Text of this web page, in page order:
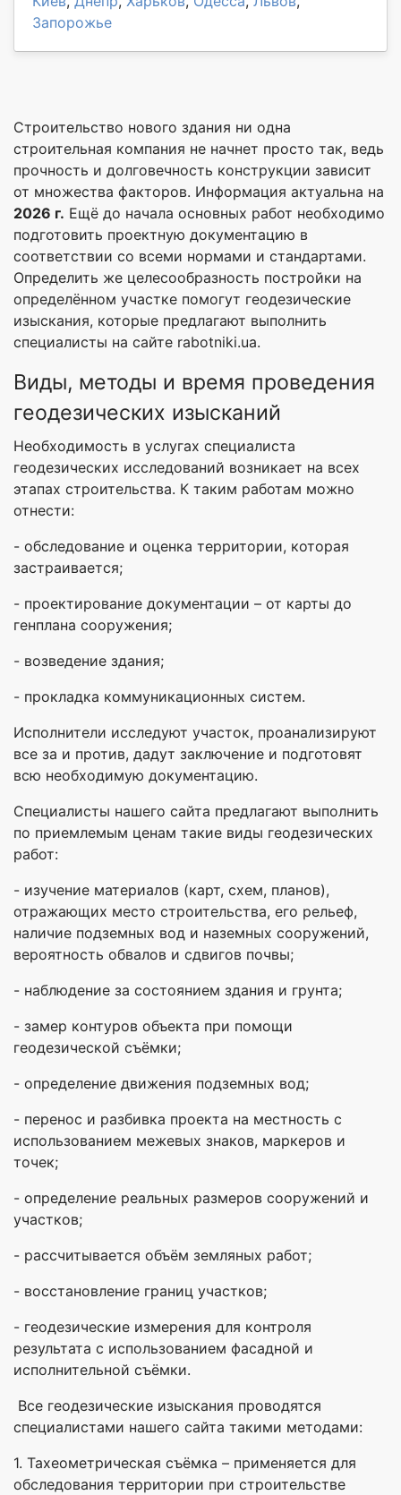
Запорожье
Строительство нового здания ни одна
строительная компания не начнет просто так, ведь
прочность и долговечность конструкции зависит
от множества факторов. Информация актуальна на
2026 г. Ещё до начала основных работ необходимо
подготовить проектную документацию в
соответствии со всеми нормами и стандартами.
Определить же целесообразность постройки на
определённом участке помогут геодезические
изыскания, которые предлагают выполнить
специалисты на сайте rabotniki.ua.
Виды, методы и время проведения
геодезических изысканий
Необходимость в услугах специалиста
геодезических исследований возникает на всех
этапах строительства. К таким работам можно
отнести:
- обследование и оценка территории, которая
застраивается;
- проектирование документации – от карты до
генплана сооружения;
- возведение здания;
- прокладка коммуникационных систем.
Исполнители исследуют участок, проанализируют
все за и против, дадут заключение и подготовят
всю необходимую документацию.
Специалисты нашего сайта предлагают выполнить
по приемлемым ценам такие виды геодезических
работ:
- изучение материалов (карт, схем, планов),
отражающих место строительства, его рельеф,
наличие подземных вод и наземных сооружений,
вероятность обвалов и сдвигов почвы;
- наблюдение за состоянием здания и грунта;
- замер контуров объекта при помощи
геодезической съёмки;
- определение движения подземных вод;
- перенос и разбивка проекта на местность с
использованием межевых знаков, маркеров и
точек;
- определение реальных размеров сооружений и
участков;
- рассчитывается объём земляных работ;
- восстановление границ участков;
- геодезические измерения для контроля
результата с использованием фасадной и
исполнительной съёмки.
Все геодезические изыскания проводятся
специалистами нашего сайта такими методами:
1. Тахеометрическая съёмка – применяется для
обследования территории при строительстве